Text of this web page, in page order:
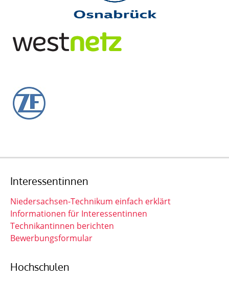
Interessentinnen
Niedersachsen-Technikum einfach erklärt
Informationen für Interessentinnen
Technikantinnen berichten
Bewerbungsformular
Hochschulen